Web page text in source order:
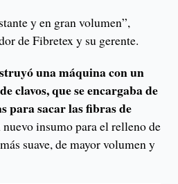
y en gran volumen”,
de Fibretex y su gerente.
una máquina con un
clavos, que se encargaba de
para sacar las fibras de
insumo para el relleno de
suave, de mayor volumen y